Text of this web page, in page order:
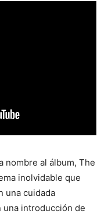
nombre al álbum, The
inolvidable que
una cuidada
una introducción de